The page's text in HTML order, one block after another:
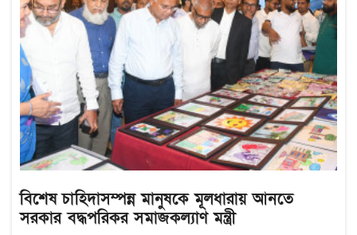
বিশেষ চাহিদাসম্পন্ন মানুষকে মূলধারায় আনতে
সরকার বদ্ধপরিকর সমাজকল্যাণ মন্ত্রী